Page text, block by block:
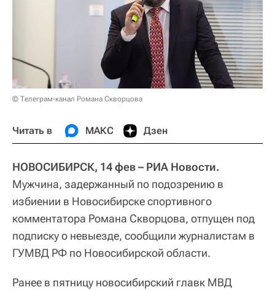
© Телеграм-канал Романа Скворцова
Читать в МАКС Дзен
НОВОСИБИРСК, 14 фев – РИА Новости.
Мужчина, задержанный по подозрению в
избиении в Новосибирске спортивного
комментатора Романа Скворцова, отпущен под
подписку о невыезде, сообщили журналистам в
ГУМВД РФ по Новосибирской области.
Ранее в пятницу новосибирский главк МВД